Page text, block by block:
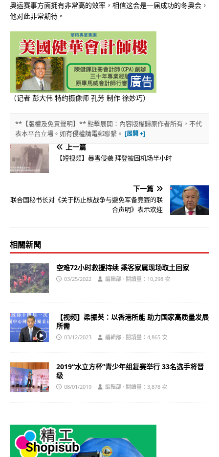
奥运赛事方面拥有非常高的效率，相信这会是一届成功的冬奥会，
他对此非常期待。
（记者 彭大伟 特约摄像师 孔芳 制作 徐妙巧）
**【版權及免責聲明】** 點擊展開：內容版權歸原作者所有，不代
表本平台立場。如有侵權請電郵聯繫。
上一篇
【短视频】暴雪侵袭 拜登被困机场半小时
下一篇
联合国秘书长对《关于防止核战争与避免军备竞赛的联
合声明》表示欢迎
相關新聞
空难72小时救援持续 乘客家属现场取土回家
03/25/2022 編輯部 · 閱讀量：10,298 次
【视频】梁振英：以香港所能 助力国家高质量发展
所需
03/12/2023 編輯部 · 閱讀量：4,865 次
2019“水立方杯”青少年组复赛举行 33名选手将晋
级
08/01/2019 編輯部 · 閱讀量：3,878 次